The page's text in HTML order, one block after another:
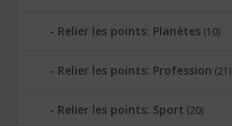
Relier les points: Planètes (10)
Relier les points: Profession (21)
Relier les points: Sport (20)